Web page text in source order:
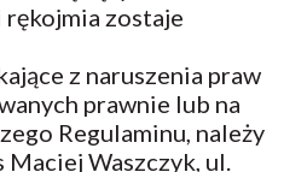
zostaje
z naruszenia praw
prawnie lub na
Regulaminu, należy
Waszczyk, ul.